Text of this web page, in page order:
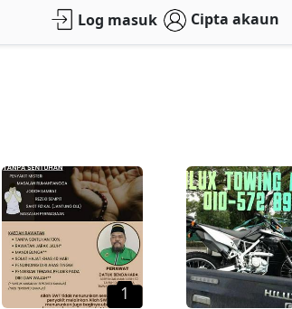
Log masuk Cipta akaun
1